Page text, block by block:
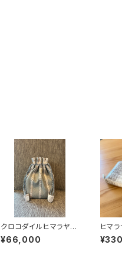
クロコダイルヒマラヤ
巾着バッグ イタリアン
シュリンクレザー
¥66,000
ヒマ
無双
ーウォ